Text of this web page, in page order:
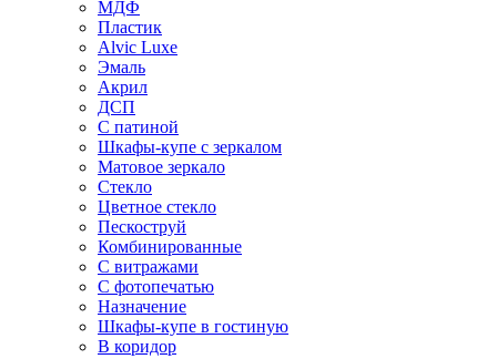
МДФ
Пластик
Alvic Luxe
Эмаль
Акрил
ДСП
С патиной
Шкафы-купе с зеркалом
Матовое зеркало
Стекло
Цветное стекло
Пескоструй
Комбинированные
С витражами
С фотопечатью
Назначение
Шкафы-купе в гостиную
В коридор